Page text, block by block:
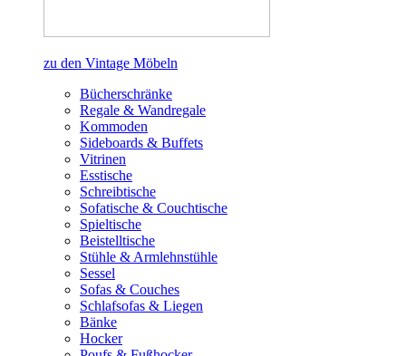
zu den Vintage Möbeln
Bücherschränke
Regale & Wandregale
Kommoden
Sideboards & Buffets
Vitrinen
Esstische
Schreibtische
Sofatische & Couchtische
Spieltische
Beistelltische
Stühle & Armlehnstühle
Sessel
Sofas & Couches
Schlafsofas & Liegen
Bänke
Hocker